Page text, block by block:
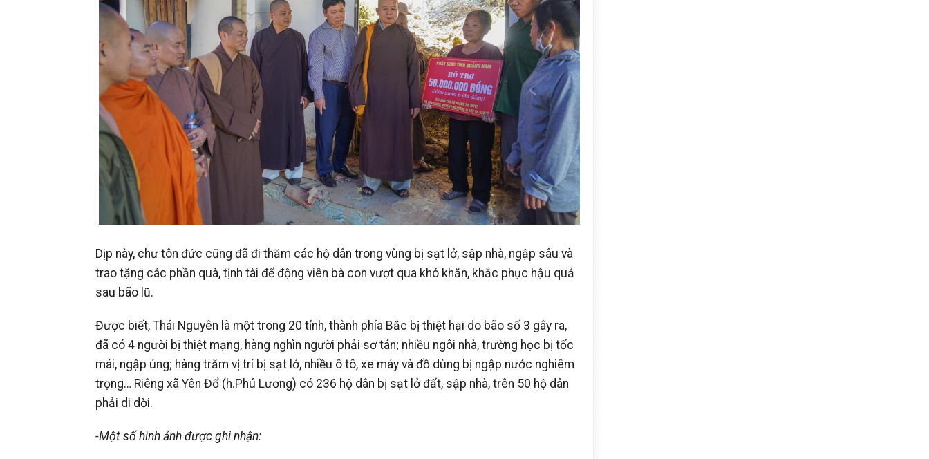
Dịp này, chư tôn đức cũng đã đi thăm các hộ dân trong vùng bị sạt lở, sập nhà, ngập sâu và
trao tặng các phần quà, tịnh tài để động viên bà con vượt qua khó khăn, khắc phục hậu quả
sau bão lũ.
Được biết, Thái Nguyên là một trong 20 tỉnh, thành phía Bắc bị thiệt hại do bão số 3 gây ra,
đã có 4 người bị thiệt mạng, hàng nghìn người phải sơ tán; nhiều ngôi nhà, trường học bị tốc
mái, ngập úng; hàng trăm vị trí bị sạt lở, nhiều ô tô, xe máy và đồ dùng bị ngập nước nghiêm
trọng… Riêng xã Yên Đổ (h.Phú Lương) có 236 hộ dân bị sạt lở đất, sập nhà, trên 50 hộ dân
phải di dời.
-Một số hình ảnh được ghi nhận: